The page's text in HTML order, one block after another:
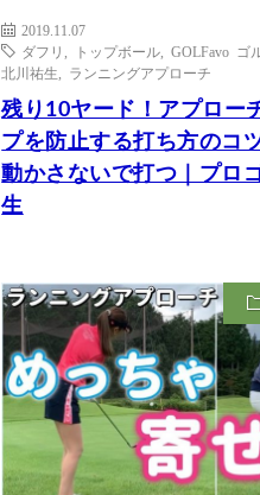
2019.11.07
ダフリ
トップボール ,GOLFavo ゴ
北川祐生
ランニングアプローチ
残り10ヤード！アプロー
プを防止する打ち方のコ
動かさないで打つ｜プロ
生